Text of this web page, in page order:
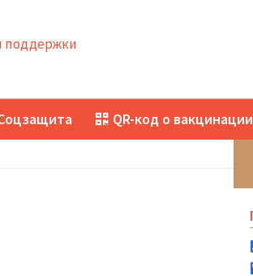
поддержки
QR-код о вакцинации